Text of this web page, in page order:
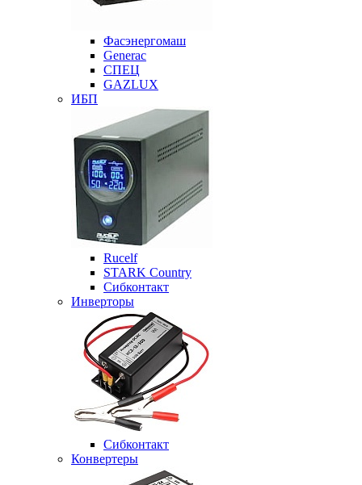
Фасэнергомаш
Generac
СПЕЦ
GAZLUX
ИБП
Rucelf
STARK Country
Сибконтакт
Инверторы
Сибконтакт
Конвертеры